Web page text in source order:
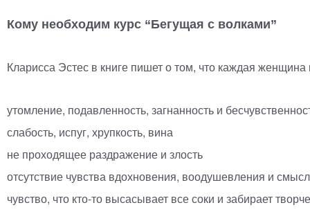
Кому необходим курс “Бегущая с волками”
Кларисса Эстес в книге пишет о том, что каждая
утомление, подавленность, загнанность и
слабость, испуг, хрупкость, вина
не проходящее раздражение и злость
отсутствие чувства вдохновения, воодушевления и
чувство, что кто-то высасывает все соки и забирает